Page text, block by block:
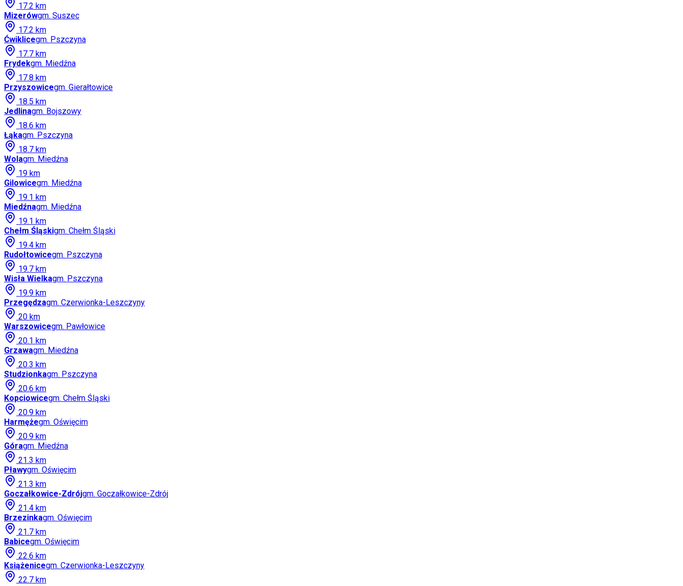
17.2 km
Mizerówgm. Suszec
17.2 km
Ćwiklicegm. Pszczyna
17.7 km
Frydekgm. Miedźna
17.8 km
Przyszowicegm. Gierałtowice
18.5 km
Jedlinagm. Bojszowy
18.6 km
Łąkagm. Pszczyna
18.7 km
Wolagm. Miedźna
19 km
Gilowicegm. Miedźna
19.1 km
Miedźnagm. Miedźna
19.1 km
Chełm Śląskigm. Chełm Śląski
19.4 km
Rudołtowicegm. Pszczyna
19.7 km
Wisła Wielkagm. Pszczyna
19.9 km
Przegędzagm. Czerwionka-Leszczyny
20 km
Warszowicegm. Pawłowice
20.1 km
Grzawagm. Miedźna
20.3 km
Studzionkagm. Pszczyna
20.6 km
Kopciowicegm. Chełm Śląski
20.9 km
Harmężegm. Oświęcim
20.9 km
Góragm. Miedźna
21.3 km
Pławygm. Oświęcim
21.3 km
Goczałkowice-Zdrójgm. Goczałkowice-Zdrój
21.4 km
Brzezinkagm. Oświęcim
21.7 km
Babicegm. Oświęcim
22.6 km
Książenicegm. Czerwionka-Leszczyny
22.7 km